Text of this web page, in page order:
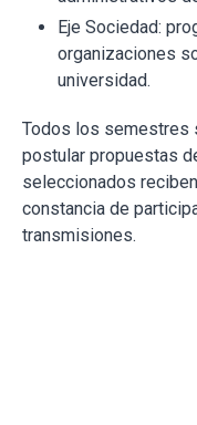
Eje Sociedad:
organizaciones
universidad.
Todos los semestres
postular propuestas
seleccionados
constancia de
transmisiones.